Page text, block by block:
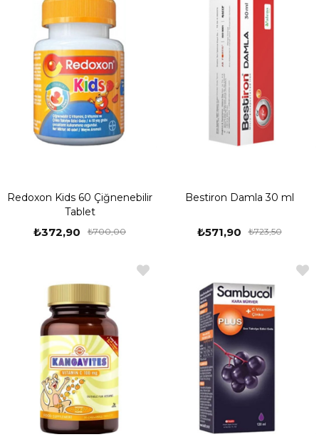
Redoxon Kids 60 Çiğnenebilir
Tablet
₺372,90 ₺700,00
Bestiron Damla 30 ml
₺571,90 ₺723,50